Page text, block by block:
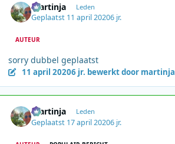
martinja Leden
Geplaatst 11 april 20206 jr.
AUTEUR
sorry dubbel geplaatst
11 april 20206 jr. bewerkt door martinja
martinja Leden
Geplaatst 17 april 20206 jr.